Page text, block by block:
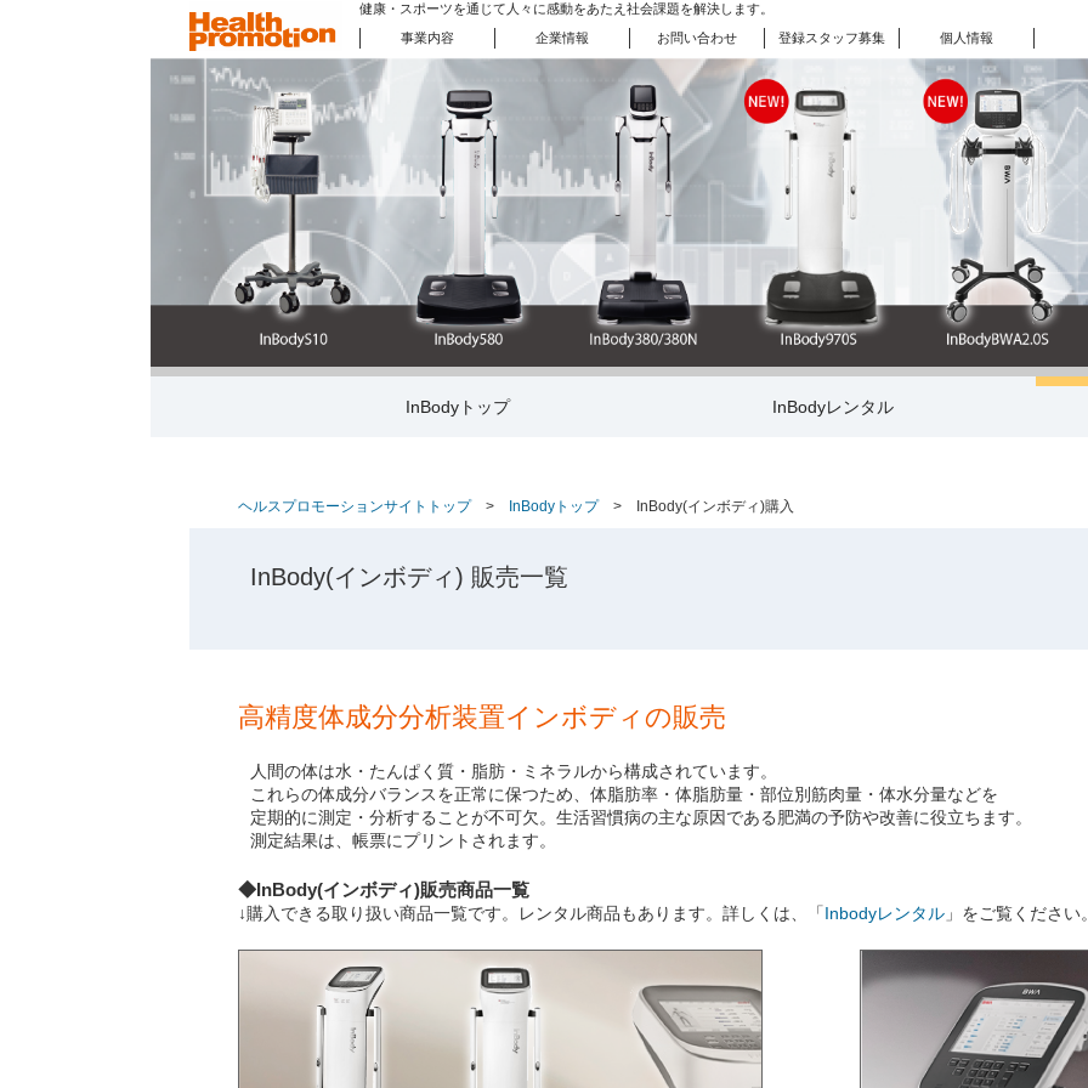
健康・スポーツを通じて人々に感動をあたえ社会課題を解決します。
事業内容
健康増進事業
健康増進機器 レンタル事業
健康・スポーツフェア事業
講師・トップアスリートの提案
健康増進機器 販売事業
健康を楽しむまちづくり事業
企業情報
企業情報
お問い合わせ
お問い合わせ
登録スタッフ募集
登録スタッフ募集
個人情報
InBodyトップ InBodyレンタル
ヘルスプロモーションサイトトップ> InBodyトップ> InBody(インボディ)購入
InBody(インボディ) 販売一覧
高精度体成分分析装置インボディの販売
人間の体は水・たんぱく質・脂肪・ミネラルから構成されています。
これらの体成分バランスを正常に保つため、体脂肪率・体脂肪量・部位別筋肉量・体水分量などを
定期的に測定・分析することが不可欠。生活習慣病の主な原因である肥満の予防や改善に役立ちます。
測定結果は、帳票にプリントされます。
◆InBody(インボディ)販売商品一覧
↓購入できる取り扱い商品一覧です。レンタル商品もあります。詳しくは、「Inbodyレンタル 」をご覧ください